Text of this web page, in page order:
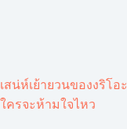
เสน่ห์เย้ายวนของงริโอะ
ใครจะห้ามใจไหว